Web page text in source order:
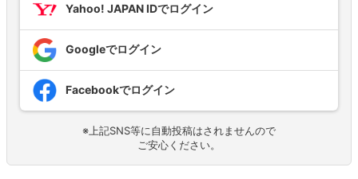
Yahoo! JAPAN IDでログイン
Googleでログイン
Facebookでログイン
※上記SNS等に自動投稿はされませんので
ご安心ください。